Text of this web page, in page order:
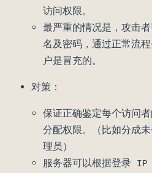
访问权限。
最严重的情况是，攻击
名及密码，通过正常流
户是冒充的。
对策：
保证正确鉴定每个访问
分配权限。（比如分成
理员）
服务器可以根据登录 IP